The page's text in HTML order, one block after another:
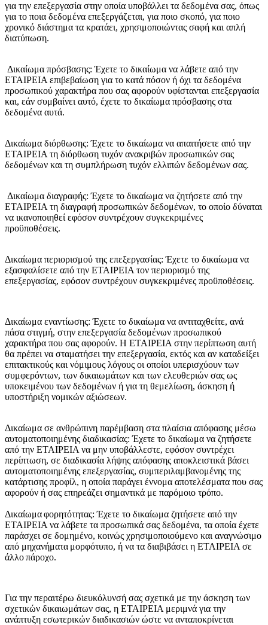
για την επεξεργασία στην οποία υποβάλλει τα δεδομένα σας, όπως
για το ποια δεδομένα επεξεργάζεται, για ποιο σκοπό, για ποιο
χρονικό διάστημα τα κρατάει, χρησιμοποιώντας σαφή και απλή
διατύπωση.
Δικαίωμα πρόσβασης: Έχετε το δικαίωμα να λάβετε από την
ΕΤΑΙΡΕΙΑ επιβεβαίωση για το κατά πόσον ή όχι τα δεδομένα
προσωπικού χαρακτήρα που σας αφορούν υφίστανται επεξεργασία
και, εάν συμβαίνει αυτό, έχετε το δικαίωμα πρόσβασης στα
δεδομένα αυτά.
Δικαίωμα διόρθωσης: Έχετε το δικαίωμα να απαιτήσετε από την
ΕΤΑΙΡΕΙΑ τη διόρθωση τυχόν ανακριβών προσωπικών σας
δεδομένων και τη συμπλήρωση τυχόν ελλιπών δεδομένων σας.
Δικαίωμα διαγραφής: Έχετε το δικαίωμα να ζητήσετε από την
ΕΤΑΙΡΕΙΑ τη διαγραφή προσωπικών δεδομένων, το οποίο δύναται
να ικανοποιηθεί εφόσον συντρέχουν συγκεκριμένες
προϋποθέσεις.
Δικαίωμα περιορισμού της επεξεργασίας: Έχετε το δικαίωμα να
εξασφαλίσετε από την ΕΤΑΙΡΕΙΑ τον περιορισμό της
επεξεργασίας, εφόσον συντρέχουν συγκεκριμένες προϋποθέσεις.
Δικαίωμα εναντίωσης: Έχετε το δικαίωμα να αντιταχθείτε, ανά
πάσα στιγμή, στην επεξεργασία δεδομένων προσωπικού
χαρακτήρα που σας αφορούν. Η ΕΤΑΙΡΕΙΑ στην περίπτωση αυτή
θα πρέπει να σταματήσει την επεξεργασία, εκτός και αν καταδείξει
επιτακτικούς και νόμιμους λόγους οι οποίοι υπερισχύουν των
συμφερόντων, των δικαιωμάτων και των ελευθεριών σας ως
υποκειμένου των δεδομένων ή για τη θεμελίωση, άσκηση ή
υποστήριξη νομικών αξιώσεων.
Δικαίωμα σε ανθρώπινη παρέμβαση στα πλαίσια απόφασης μέσω
αυτοματοποιημένης διαδικασίας: Έχετε το δικαίωμα να ζητήσετε
από την ΕΤΑΙΡΕΙΑ να μην υποβάλλεστε, εφόσον συντρέχει
περίπτωση, σε διαδικασία λήψης απόφασης αποκλειστικά βάσει
αυτοματοποιημένης επεξεργασίας, συμπεριλαμβανομένης της
κατάρτισης προφίλ, η οποία παράγει έννομα αποτελέσματα που σας
αφορούν ή σας επηρεάζει σημαντικά με παρόμοιο τρόπο.
Δικαίωμα φορητότητας: Έχετε το δικαίωμα ζητήσετε από την
ΕΤΑΙΡΕΙΑ να λάβετε τα προσωπικά σας δεδομένα, τα οποία έχετε
παράσχει σε δομημένο, κοινώς χρησιμοποιούμενο και αναγνώσιμο
από μηχανήματα μορφότυπο, ή να τα διαβιβάσει η ΕΤΑΙΡΕΙΑ σε
άλλο πάροχο.
Για την περαιτέρω διευκόλυνσή σας σχετικά με την άσκηση των
σχετικών δικαιωμάτων σας, η ΕΤΑΙΡΕΙΑ μεριμνά για την
ανάπτυξη εσωτερικών διαδικασιών ώστε να ανταποκρίνεται